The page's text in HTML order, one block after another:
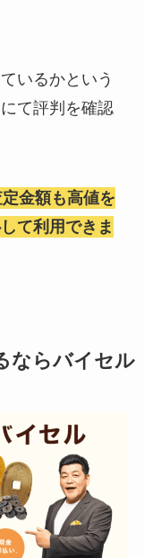
いるかという
て評判を確認
金額も高値を
て利用できま
ならバイセル